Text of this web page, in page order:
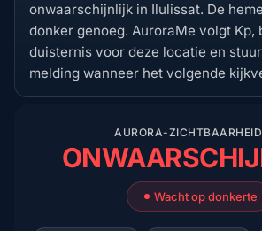
onwaarschijnlijk in Ilulissat. De
donker genoeg. AuroraMe volgt Kp,
duisternis voor deze locatie en
melding wanneer het volgende
AURORA-
Wacht op donkerte